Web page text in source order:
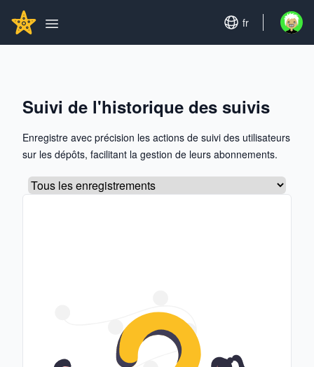
GITHUBSTAR
Open main menu
Set language
fr Open
Suivi de l'historique des suivis
Enregistre avec précision les actions de suivi des utilisateurs
sur les dépôts, facilitant la gestion de leurs abonnements.
Sélectionner un onglet